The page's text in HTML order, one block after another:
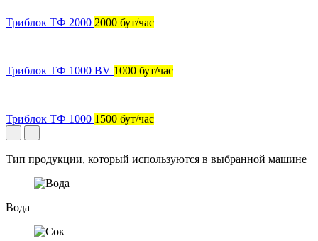
Триблок ТФ 2000 2000 бут/час
Триблок ТФ 1000 BV 1000 бут/час
Триблок ТФ 1000 1500 бут/час
Тип продукции, который используются в выбранной машине
Вода